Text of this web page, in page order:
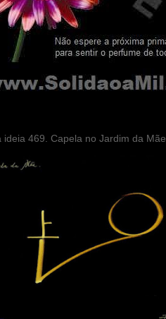
ideia 469. Capela no Jardim da Mãe